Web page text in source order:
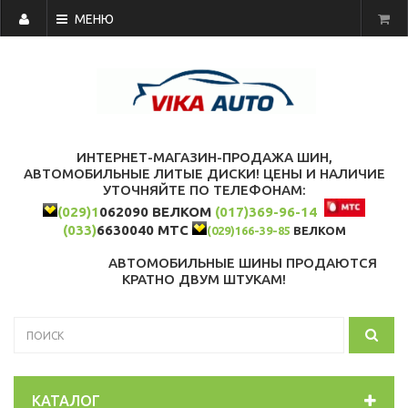
МЕНЮ
ИНТЕРНЕТ-МАГАЗИН-ПРОДАЖА ШИН,
АВТОМОБИЛЬНЫЕ ЛИТЫЕ ДИСКИ! ЦЕНЫ И НАЛИЧИЕ
УТОЧНЯЙТЕ ПО ТЕЛЕФОНАМ:
(029)1062090 ВЕЛКОМ (017)369-96-14
(033)6630040 МТС (029)166-39-85 ВЕЛКОМ
АВТОМОБИЛЬНЫЕ ШИНЫ ПРОДАЮТСЯ
КРАТНО ДВУМ ШТУКАМ!
КАТАЛОГ